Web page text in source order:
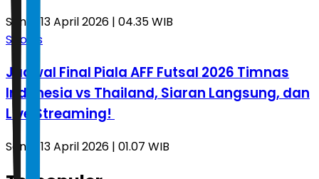
Senin, 13 April 2026 | 04.35 WIB
Sports
Jadwal Final Piala AFF Futsal 2026 Timnas
Indonesia vs Thailand, Siaran Langsung, dan
Live Streaming!
Senin, 13 April 2026 | 01.07 WIB